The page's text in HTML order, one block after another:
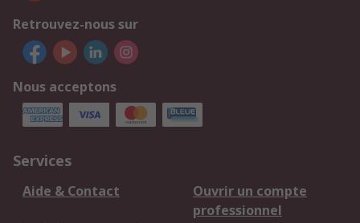
Retrouvez-nous sur
Nous acceptons
Services
Aide & Contact
Ouvrir un compte
professionnel